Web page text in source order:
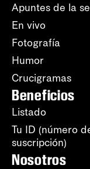
Apuntes de la
En vivo
Fotografía
Humor
Crucigramas
Beneficios
Listado
Tu ID (número
suscripción)
Nosotros